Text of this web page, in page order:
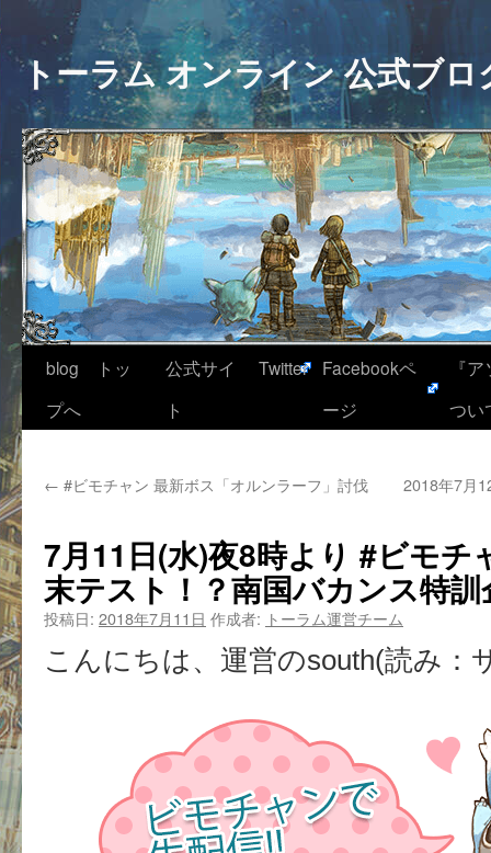
トーラム オンライン 公式ブロ
blog トッ
プへ
公式サイ
ト
Twitter
Facebookペ
ージ
『
つい
← #ビモチャン 最新ボス「オルンラーフ」討伐 2018年7月
7月11日(水)夜8時より #ビモチ
末テスト！？南国バカンス特
投稿日: 2018年7月11日 作成者: トーラム運営チーム
こんにちは、運営のsouth(読み：